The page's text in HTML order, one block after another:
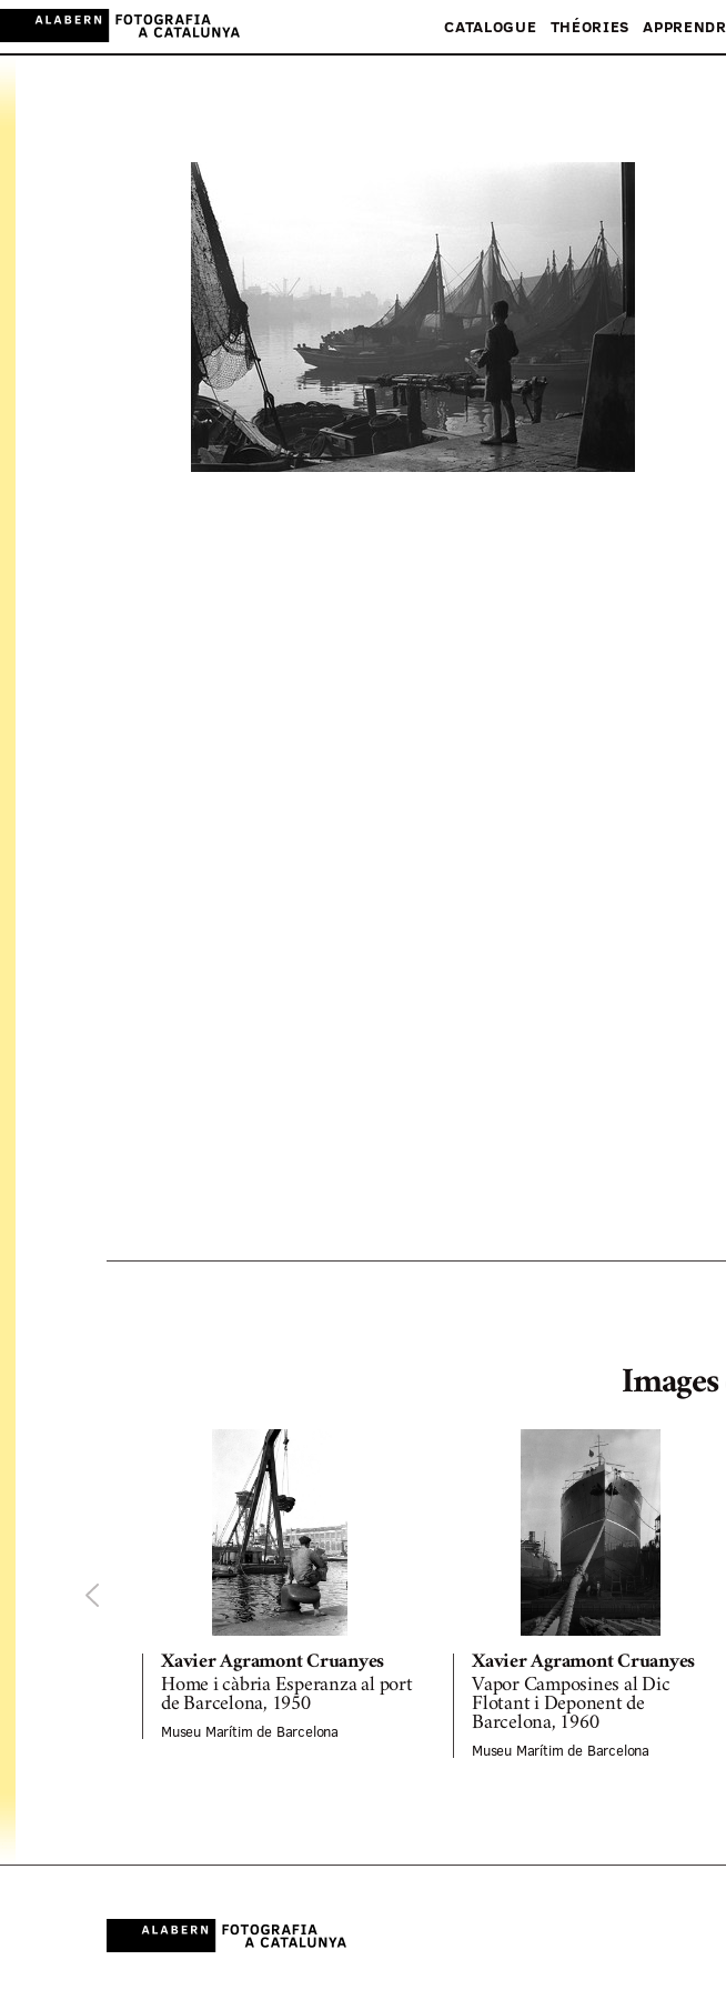
CATALOGUE THÉORIES
Xavier Agramont Cruanyes
Home i càbria Esperanza al port
de Barcelona, 1950
Museu Marítim de Barcelona
Xavier Agramont Cruanyes
Vapor Camposines al Dic
Flotant i Deponent de
Barcelona, 1960
Museu Marítim de Barcelona